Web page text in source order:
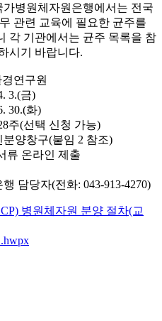
병원체자원은행에서는 전국
관련 교육에 필요한 균주를
각 기관에서는 균주 목록을 참
시기 바랍니다.
연구원
3.(금)
30.(화)
주(선택 신청 가능)
양창구(붙임 2 참조)
류 온라인 제출
담당자(전화: 043-913-4270)
병원체자원 분양 절차(교